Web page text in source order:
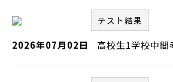
テスト結果
2026年07月02日 高校生1学校中間